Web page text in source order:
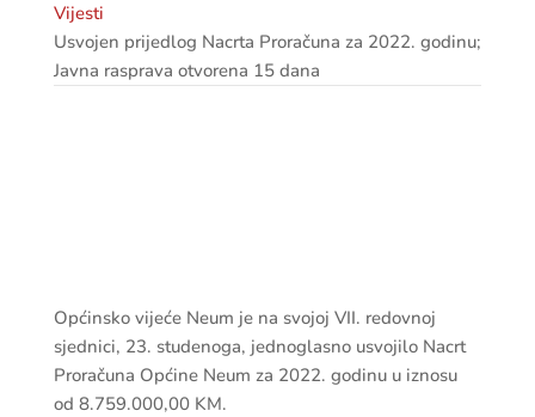
Vijesti
Usvojen prijedlog Nacrta Proračuna za 2022. godinu;
Javna rasprava otvorena 15 dana
Općinsko vijeće Neum je na svojoj VII. redovnoj
sjednici, 23. studenoga, jednoglasno usvojilo Nacrt
Proračuna Općine Neum za 2022. godinu u iznosu
od 8.759.000,00 KM.